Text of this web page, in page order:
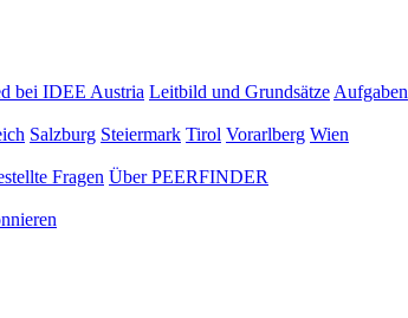
bei IDEE Austria Leitbild und Grundsätze Aufgaben
Salzburg Steiermark Tirol Vorarlberg Wien
Fragen Über PEERFINDER